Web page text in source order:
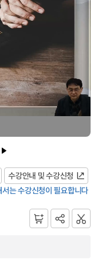
수강안내 및 수강신청
는 수강신청이 필요합니다